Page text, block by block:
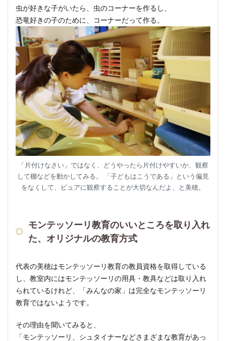
虫が好きな子がいたら、虫のコーナーを作るし、
恐竜好きの子のために、コーナーだって作る。
「片付けなさい」ではなく、どうやったら片付けやすいか、観察
して棚などを動かしてみる。 「子どもはこうである」という偏見
をなくして、ピュアに観察することが大切なんだよ、と美穂。
モンテッソーリ教育のいいところを取り入れ
た、オリジナルの教育方式
代表の美穂はモンテッソーリ教育の教員資格を取得している
し、教室内にはモンテッソーリの用具・教具などは取り入れ
られているけれど、「みんなの家」は完全なモンテッソーリ
教育ではないようです。
その理由を聞いてみると、
「モンテッソーリ、シュタイナーなどさまざまな教育があっ